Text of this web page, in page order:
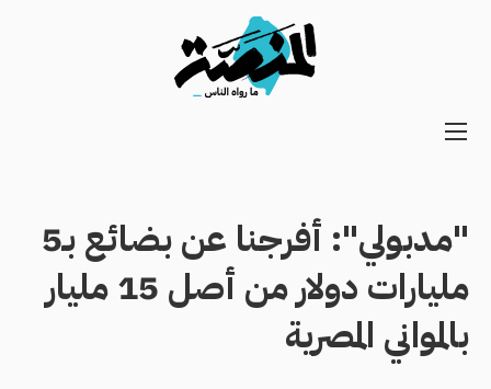
Main
Navigation
"مدبولي": أفرجنا عن بضائع بـ5
مليارات دولار من أصل 15 مليار
بالمواني المصرية